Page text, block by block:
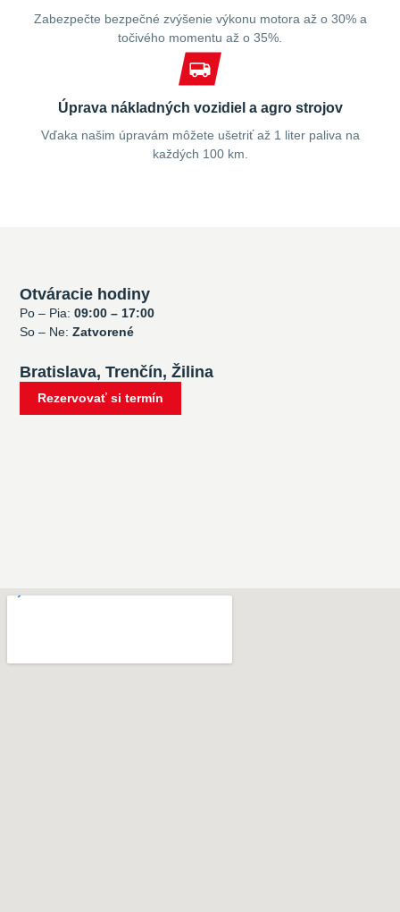
Zabezpečte bezpečné zvýšenie výkonu motora až o 30% a
točivého momentu až o 35%.
Úprava nákladných vozidiel a agro strojov
Vďaka našim úpravám môžete ušetriť až 1 liter paliva na
každých 100 km.
Otváracie hodiny
Po – Pia:09:00 – 17:00
So – Ne:Zatvorené
Bratislava, Trenčín, Žilina
Rezervovať si termín